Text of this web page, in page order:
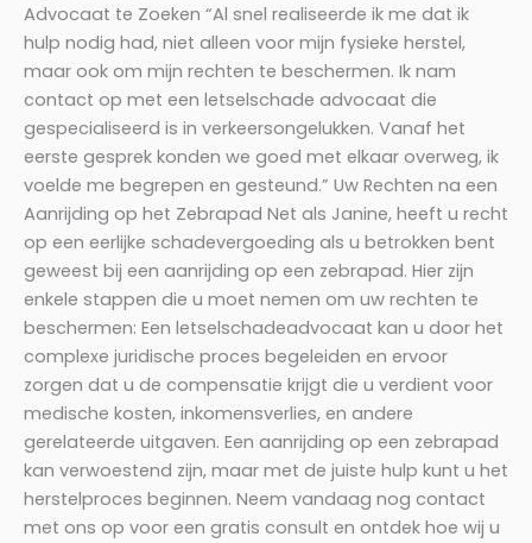
Advocaat te Zoeken “Al snel realiseerde ik me dat ik
hulp nodig had, niet alleen voor mijn fysieke herstel,
maar ook om mijn rechten te beschermen. Ik nam
contact op met een letselschade advocaat die
gespecialiseerd is in verkeersongelukken. Vanaf het
eerste gesprek konden we goed met elkaar overweg, ik
voelde me begrepen en gesteund.” Uw Rechten na een
Aanrijding op het Zebrapad Net als Janine, heeft u recht
op een eerlijke schadevergoeding als u betrokken bent
geweest bij een aanrijding op een zebrapad. Hier zijn
enkele stappen die u moet nemen om uw rechten te
beschermen: Een letselschadeadvocaat kan u door het
complexe juridische proces begeleiden en ervoor
zorgen dat u de compensatie krijgt die u verdient voor
medische kosten, inkomensverlies, en andere
gerelateerde uitgaven. Een aanrijding op een zebrapad
kan verwoestend zijn, maar met de juiste hulp kunt u het
herstelproces beginnen. Neem vandaag nog contact
met ons op voor een gratis consult en ontdek hoe wij u